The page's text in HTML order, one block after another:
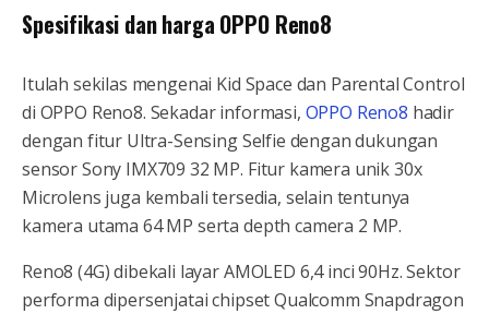
Spesifikasi dan harga OPPO Reno8
Itulah sekilas mengenai Kid Space dan Parental Control
di OPPO Reno8. Sekadar informasi, OPPO Reno8 hadir
dengan fitur Ultra-Sensing Selfie dengan dukungan
sensor Sony IMX709 32 MP. Fitur kamera unik 30x
Microlens juga kembali tersedia, selain tentunya
kamera utama 64 MP serta depth camera 2 MP.
Reno8 (4G) dibekali layar AMOLED 6,4 inci 90Hz. Sektor
performa dipersenjatai chipset Qualcomm Snapdragon